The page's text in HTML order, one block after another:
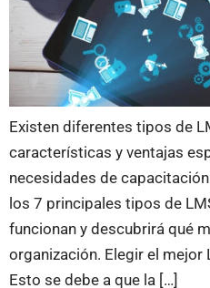
Existen diferentes tipos de
características y ventajas
necesidades de
los 7 principales tipos de
funcionan y descubrirá qué
organización. Elegir el mejor
Esto se debe a que la […]